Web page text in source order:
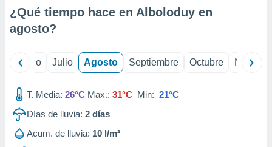
¿Qué tiempo hace en Alboloduy en
agosto?
Junio Julio Agosto Septiembre Octubre
T. Media: 26°C Max.: 31°C Min: 21°C
Días de lluvia: 2 días
Acum. de lluvia: 10 l/m²